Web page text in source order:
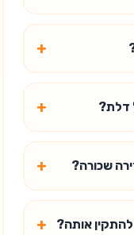
+
דלת? +
שכורה? +
אותה? +